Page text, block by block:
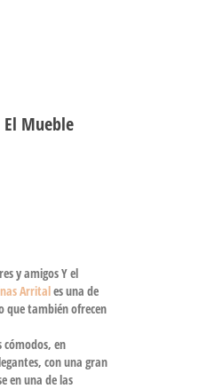
Mueble
y amigos Y el
Arritales una de
que también ofrecen
cómodos, en
con una gran
en una de las